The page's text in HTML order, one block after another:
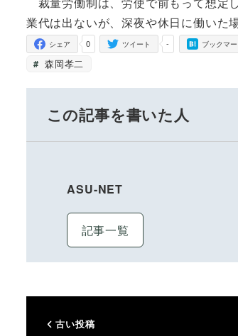
業代は出ないが、深夜や休日に働いた
0
シェア -
ツイート ブックマー
森岡孝二
この記事を書いた人
ASU-NET
記事一覧
古い投稿